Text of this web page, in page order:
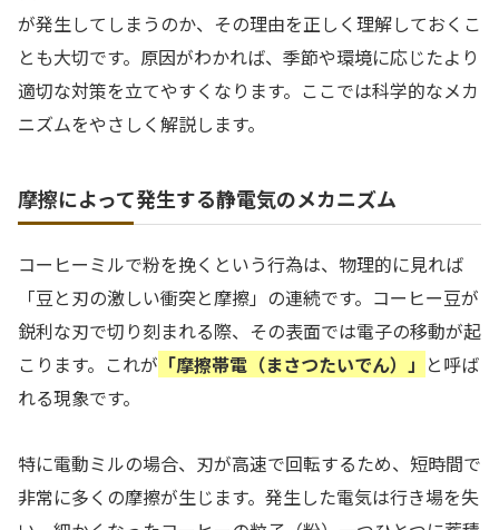
が発生してしまうのか、その理由を正しく理解しておくこ
とも大切です。原因がわかれば、季節や環境に応じたより
適切な対策を立てやすくなります。ここでは科学的なメカ
ニズムをやさしく解説します。
摩擦によって発生する静電気のメカニズム
コーヒーミルで粉を挽くという行為は、物理的に見れば
「豆と刃の激しい衝突と摩擦」の連続です。コーヒー豆が
鋭利な刃で切り刻まれる際、その表面では電子の移動が起
こります。これが 「摩擦帯電（まさつたいでん）」 と呼ば
れる現象です。
特に電動ミルの場合、刃が高速で回転するため、短時間で
非常に多くの摩擦が生じます。発生した電気は行き場を失